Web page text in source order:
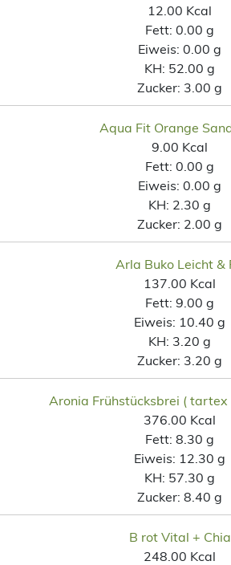
12.00 Kcal
Fett: 0.00 g
Eiweis: 0.00 g
KH: 52.00 g
Zucker: 3.00 g
Aqua Fit Orange
9.00 Kcal
Fett: 0.00 g
Eiweis: 0.00 g
KH: 2.30 g
Zucker: 2.00 g
Arla Buko Leicht &
137.00 Kcal
Fett: 9.00 g
Eiweis: 10.40 g
KH: 3.20 g
Zucker: 3.20 g
Aronia Frühstücksbrei (
376.00 Kcal
Fett: 8.30 g
Eiweis: 12.30 g
KH: 57.30 g
Zucker: 8.40 g
B rot Vital + Chia
248.00 Kcal